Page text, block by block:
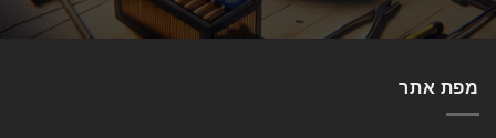
מפת אתר